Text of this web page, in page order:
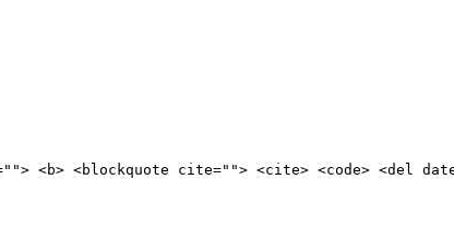
<blockquote cite=""> <cite> <code> <del